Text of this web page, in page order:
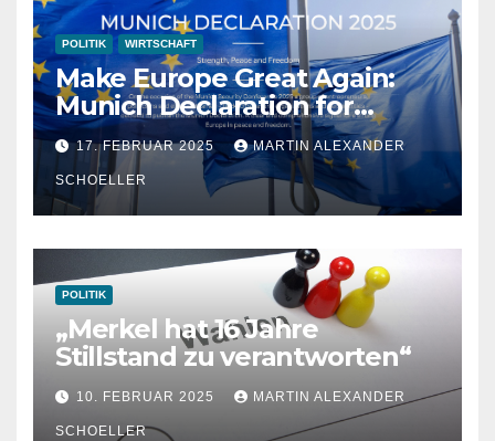
POLITIK WIRTSCHAFT
Make Europe Great Again:
Munich Declaration for
Strength, Peace and
Freedom
17. FEBRUAR 2025 MARTIN ALEXANDER
SCHOELLER
POLITIK
„Merkel hat 16 Jahre
Stillstand zu verantworten“
10. FEBRUAR 2025 MARTIN ALEXANDER
SCHOELLER